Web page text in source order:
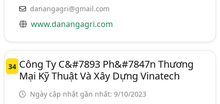
danangagri@gmail.com
www.danangagri.com
34 Công Ty C&#7893 Ph&#7847n Thương
Mại Kỹ Thuật Và Xây Dựng Vinatech
Ngày cập nhật gần nhất: 9/10/2023